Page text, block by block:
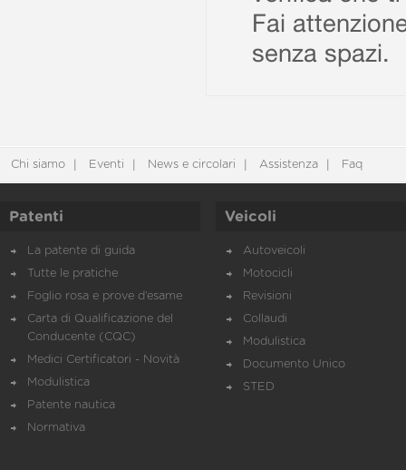
Fai
senza spazi.
Chi siamo Eventi News e circolari Assistenza Faq
Patenti
La patente di guida
Tutte le pratiche
Foglio rosa e prove d’esame
Carta di Qualificazione del
Conducente (CQC)
Medici Certificatori - Novità
Modulistica
Patente nautica
Normativa
Veicoli
Autoveicoli
Motocicli
Revisioni
Collaudi
Modulistica
Documento Unico
STED